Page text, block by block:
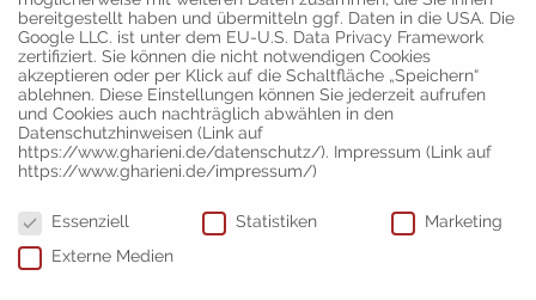
Germany
Disclaimer: Nothing on this website, including our product and services, is intended to
diagnose, treat, or cure any medical condition, and shall not be construed as medical
advice, implied or otherwise.
Letzte Beiträge
3. November 2022
Das neue Gharieni Magazin 01/22 ist da
29. April 2022
bereitgestellt haben und übermitteln ggf. Daten in die USA. Die
Google LLC. ist unter dem EU-U.S. Data Privacy Framework
zertifiziert. Sie können die nicht notwendigen Cookies
akzeptieren oder per Klick auf die Schaltfläche „Speichern“
ablehnen. Diese Einstellungen können Sie jederzeit aufrufen
und Cookies auch nachträglich abwählen in den
Datenschutzhinweisen (Link auf
https://www.gharieni.de/datenschutz/). Impressum (Link auf
https://www.gharieni.de/impressum/)
Essenziell
Statistiken
Marketing
Externe Medien